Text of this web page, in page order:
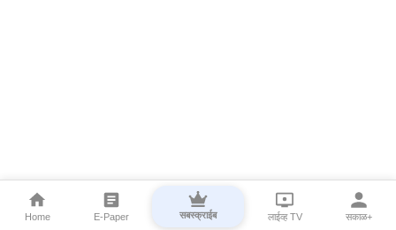
Home E-Paper सबस्क्राईब लाईव्ह TV सकाळ+